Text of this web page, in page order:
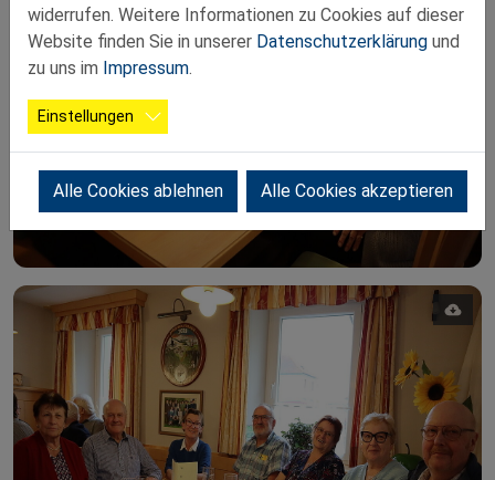
widerrufen. Weitere Informationen zu Cookies auf dieser
Website finden Sie in unserer Datenschutzerklärung und
zu uns im Impressum.
Einstellungen
Alle Cookies ablehnen Alle Cookies akzeptieren